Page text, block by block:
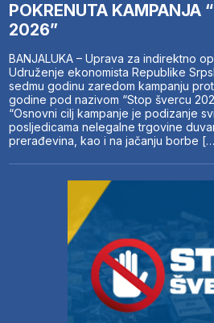
POKRENUTA KAMPANJA
2026”
BANJALUKA – Uprava za indirektno
Udruženje ekonomista Republike
sedmu godinu zaredom kampanju
godine pod nazivom “Stop švercu
“Osnovni cilj kampanje je podizanje
posljedicama nelegalne trgovine
prerađevina, kao i na jačanju borbe